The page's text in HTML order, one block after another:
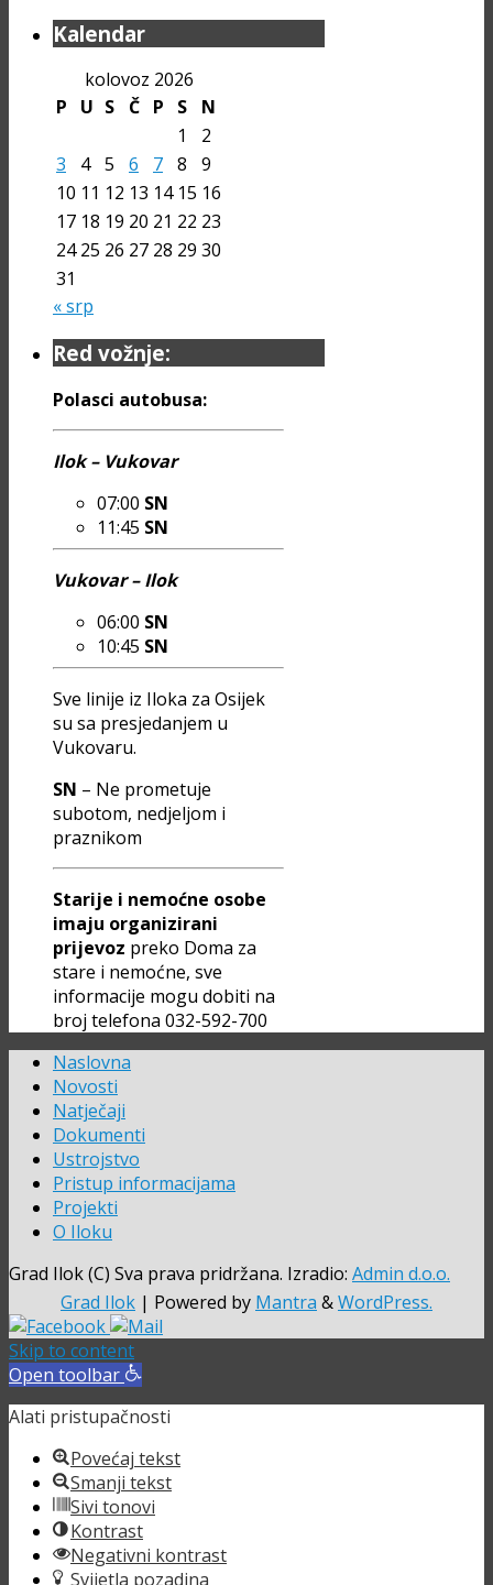
Kalendar
kolovoz 2026
P
U S Č P S
N
1
2
3
4 5 6 7 8
9
10 11 12 13 14 15 16
17 18 19 20 21 22 23
24 25 26 27 28 29 30
31
« srp
Red vožnje:
Polasci autobusa:
Ilok – Vukovar
07:00 SN
11:45 SN
Vukovar – Ilok
06:00 SN
10:45 SN
Sve linije iz Iloka za Osijek
su sa presjedanjem u
Vukovaru.
SN – Ne prometuje
subotom, nedjeljom i
praznikom
Starije i nemoćne osobe
imaju organizirani
prijevoz preko Doma za
stare i nemoćne, sve
informacije mogu dobiti na
broj telefona 032-592-700
Naslovna
Novosti
Natječaji
Dokumenti
Ustrojstvo
Pristup informacijama
Projekti
O Iloku
Grad Ilok (C) Sva prava pridržana. Izradio: Admin d.o.o.
Grad Ilok | Powered by Mantra &WordPress.
Skip to content
Open toolbar
Alati pristupačnosti
Povećaj tekst
Smanji tekst
Sivi tonovi
Kontrast
Negativni kontrast
Svijetla pozadina